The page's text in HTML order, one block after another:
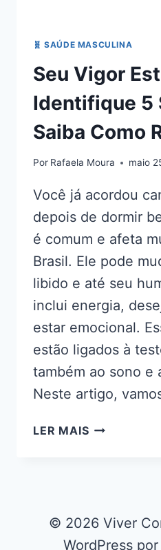
🧬 SAÚDE MASCULINA
Seu Vigor
Identifique 5
Saiba Como
Por Rafaela Moura maio
Você já acordou
depois de dormir
é comum e afeta
Brasil. Ele pode
libido e até seu
inclui energia,
estar emocional.
estão ligados à
também ao sono e
Neste artigo,
LER MAISSEU
SINAIS
© 2026 Viver
WordPress por